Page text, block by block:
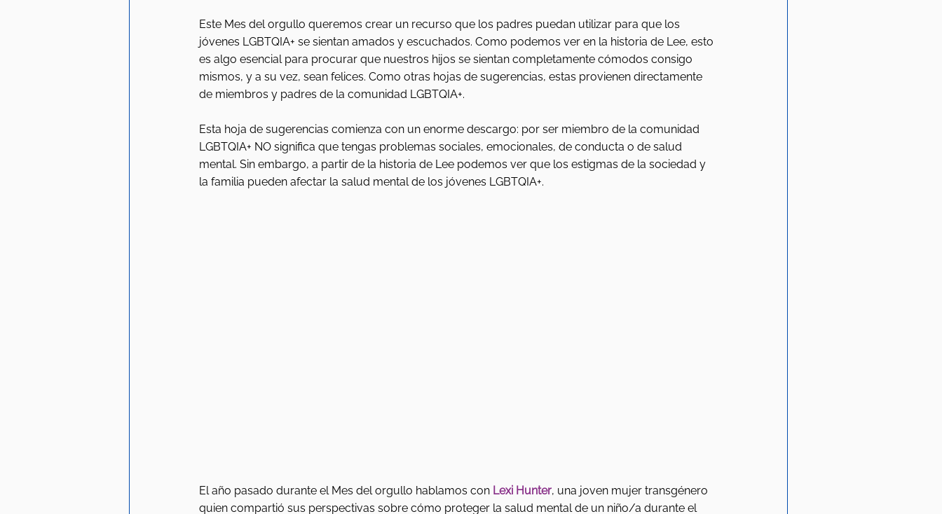
Este Mes del orgullo queremos crear un recurso que los padres puedan utilizar para que los
jóvenes LGBTQIA+ se sientan amados y escuchados. Como podemos ver en la historia de Lee, esto
es algo esencial para procurar que nuestros hijos se sientan completamente cómodos consigo
mismos, y a su vez, sean felices. Como otras hojas de sugerencias, estas provienen directamente
de miembros y padres de la comunidad LGBTQIA+.
Esta hoja de sugerencias comienza con un enorme descargo: por ser miembro de la comunidad
LGBTQIA+ NO significa que tengas problemas sociales, emocionales, de conducta o de salud
mental. Sin embargo, a partir de la historia de Lee podemos ver que los estigmas de la sociedad y
la familia pueden afectar la salud mental de los jóvenes LGBTQIA+.
El año pasado durante el Mes del orgullo hablamos con Lexi Hunter, una joven mujer transgénero
quien compartió sus perspectivas sobre cómo proteger la salud mental de un niño/a durante el